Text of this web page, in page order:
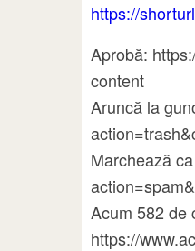
https://
Aprobă:
content
Aruncă la
Marchează
Acum 582 de
https://